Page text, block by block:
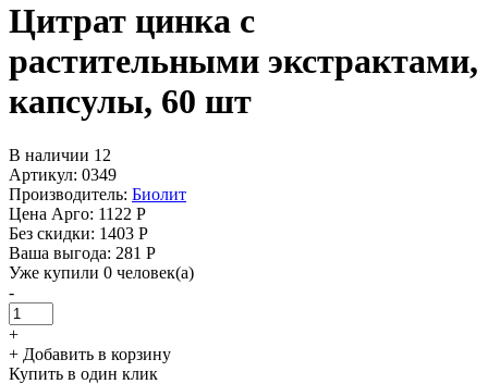
Цитрат цинка с
растительными экстрактами,
капсулы, 60 шт
В наличии 12
Артикул: 0349
Производитель: Биолит
Цена Арго: 1122 Р
Без скидки: 1403 Р
Ваша выгода: 281 Р
Уже купили 0 человек(а)
-
+
+ Добавить в корзину
Купить в один клик